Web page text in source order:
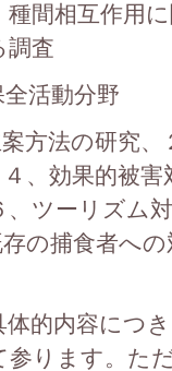
間相互作用
調査
活動分野
方法の研究
、効果的被
ツーリズム
の捕食者へ
的内容につ
ります。た